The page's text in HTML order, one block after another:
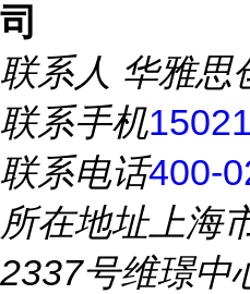
司
联系人 华雅思
联系手机
联系电话400-
所在地址上海
2337号维璟中